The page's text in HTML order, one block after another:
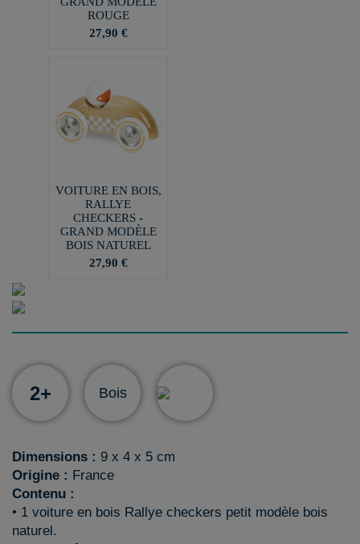
ROUGE
27,90 €
VOITURE EN BOIS,
RALLYE
CHECKERS -
GRAND MODÈLE
BOIS NATUREL
27,90 €
2+ Bois
Dimensions : 9 x 4 x 5 cm
Origine : France
Contenu :
• 1 voiture en bois Rallye checkers petit modèle bois
naturel.